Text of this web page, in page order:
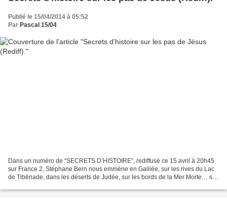
Publié le 15/04/2014 à 05:52
Par Pascal 15/04
Dans un numéro de “SECRETS D’HISTOIRE”, rediffusé ce 15 avril à 20h45
sur France 2, Stéphane Bern nous emmène en Galilée, sur les rives du Lac
de Tibériade, dans les déserts de Judée, sur les bords de la Mer Morte… sur